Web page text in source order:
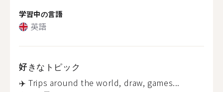
学習中の言語
英語
好きなトピック
✈️ Trips around the world, draw, games...